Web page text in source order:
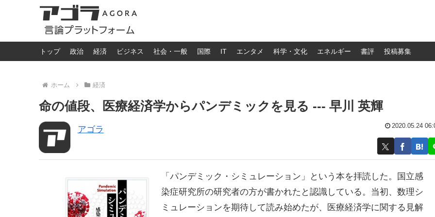
トップ 政治 経済 ビジネス 社会・一般 国際 IT エンタメ 科学・文化 エネルギー 書評 投稿募集
ホーム 経済
命の値段、医療経済学からパンデミックを見る --- 早川 英輝
アゴラ 2020.05.24
「パンデミック・シミュレーション」という本を拝読した。国立感
染症研究所の研究者の方が書かれたと認識している。当初、数理シ
ミュレーションを期待して読み始めたが、医療経済学に関する見解